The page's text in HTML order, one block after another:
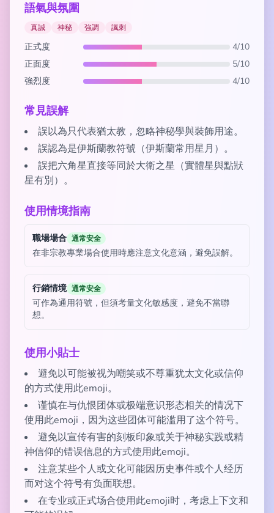
語氣與氛圍
真誠 神秘 強調 諷刺
正式度
4/10
正面度
5/10
強烈度
4/10
常見誤解
誤以為只代表猶太教，忽略神秘學與裝飾用途。
誤認為是伊斯蘭教符號（伊斯蘭常用星月）。
誤把六角星直接等同於大衛之星（實體星與點狀
星有別）。
使用情境指南
職場場合 通常安全
在非宗教專業場合使用時應注意文化意涵，避免誤解。
行銷情境 通常安全
可作為通用符號，但須考量文化敏感度，避免不當聯
想。
使用小貼士
避免以可能被视为嘲笑或不尊重犹太文化或信仰
的方式使用此emoji。
谨慎在与仇恨团体或极端意识形态相关的情况下
使用此emoji，因为这些团体可能滥用了这个符号。
避免以宣传有害的刻板印象或关于神秘实践或精
神信仰的错误信息的方式使用此emoji。
注意某些个人或文化可能因历史事件或个人经历
而对这个符号有负面联想。
在专业或正式场合使用此emoji时，考虑上下文和